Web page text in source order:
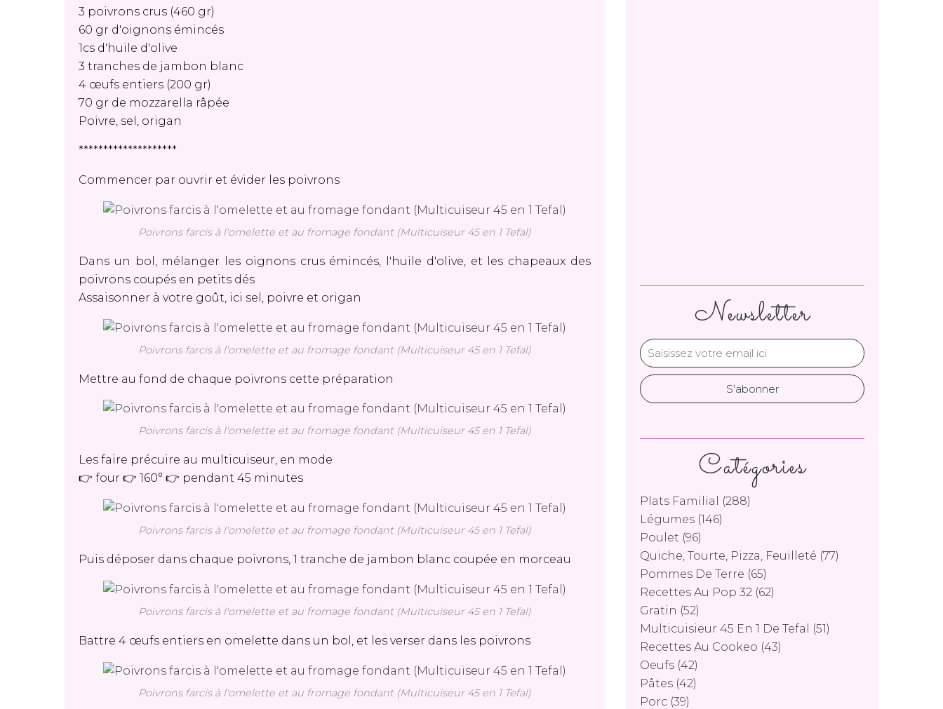
3 poivrons crus (460 gr)
60 gr d'oignons émincés
1cs d'huile d'olive
3 tranches de jambon blanc
4 œufs entiers (200 gr)
70 gr de mozzarella râpée
Poivre, sel, origan
********************
Commencer par ouvrir et évider les poivrons
Poivrons farcis à l'omelette et au fromage fondant (Multicuiseur 45 en 1 Tefal)
Dans un bol, mélanger les oignons crus émincés, l'huile d'olive, et les chapeaux des
poivrons coupés en petits dés
Assaisonner à votre goût, ici sel, poivre et origan
Poivrons farcis à l'omelette et au fromage fondant (Multicuiseur 45 en 1 Tefal)
Mettre au fond de chaque poivrons cette préparation
Poivrons farcis à l'omelette et au fromage fondant (Multicuiseur 45 en 1 Tefal)
Les faire précuire au multicuiseur, en mode
👉 four 👉 160° 👉 pendant 45 minutes
Poivrons farcis à l'omelette et au fromage fondant (Multicuiseur 45 en 1 Tefal)
Puis déposer dans chaque poivrons, 1 tranche de jambon blanc coupée en morceau
Poivrons farcis à l'omelette et au fromage fondant (Multicuiseur 45 en 1 Tefal)
Battre 4 œufs entiers en omelette dans un bol, et les verser dans les poivrons
Poivrons farcis à l'omelette et au fromage fondant (Multicuiseur 45 en 1 Tefal)
Newsletter
Catégories
Plats Familial
(288)
Légumes (146)
Poulet (96)
Quiche, Tourte, Pizza, Feuilleté (77)
Pommes De Terre (65)
Recettes Au Pop 32 (62)
Gratin (52)
Multicuisieur 45 En 1 De Tefal
(51)
Recettes Au Cookeo (43)
Oeufs (42)
Pâtes (42)
Porc (39)